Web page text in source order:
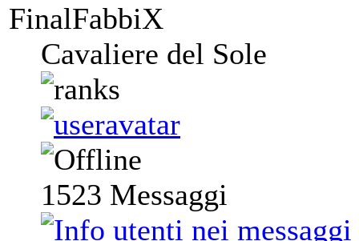
FinalFabbiX
Cavaliere del Sole
1523 Messaggi